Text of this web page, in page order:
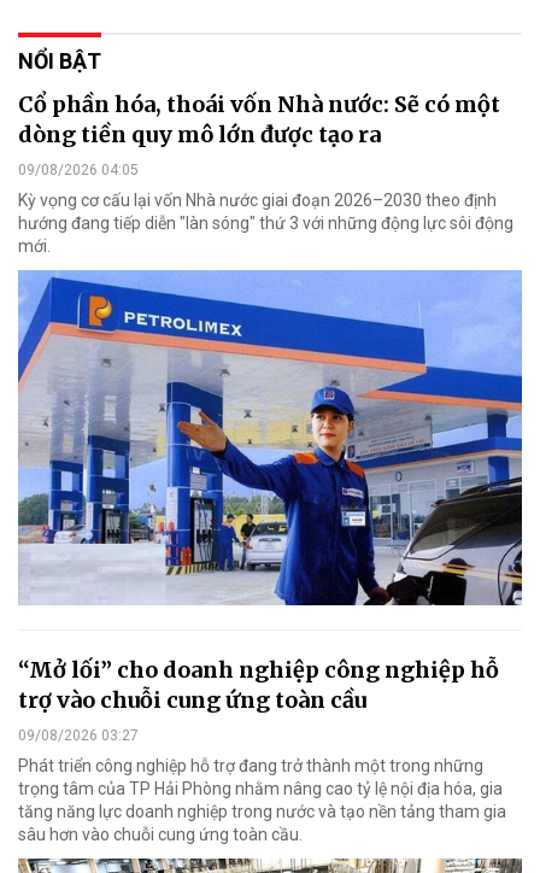
NỔI BẬT
Cổ phần hóa, thoái vốn Nhà nước: Sẽ có một
dòng tiền quy mô lớn được tạo ra
09/08/2026 04:05
Kỳ vọng cơ cấu lại vốn Nhà nước giai đoạn 2026–2030 theo định
hướng đang tiếp diễn "làn sóng" thứ 3 với những động lực sôi động
mới.
“Mở lối” cho doanh nghiệp công nghiệp hỗ
trợ vào chuỗi cung ứng toàn cầu
09/08/2026 03:27
Phát triển công nghiệp hỗ trợ đang trở thành một trong những
trọng tâm của TP Hải Phòng nhằm nâng cao tỷ lệ nội địa hóa, gia
tăng năng lực doanh nghiệp trong nước và tạo nền tảng tham gia
sâu hơn vào chuỗi cung ứng toàn cầu.